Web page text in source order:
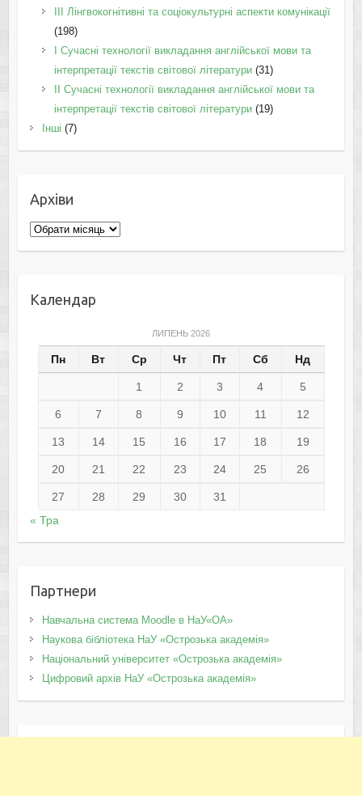
IІI Лінгвокогнітивні та соціокультурні аспекти комунікації
(198)
I Cучасні технології викладання англійської мови та
інтерпретації текстів світової літератури(31)
II Cучасні технології викладання англійської мови та
інтерпретації текстів світової літератури(19)
Інші (7)
Архіви
Архіви
Календар
ЛИПЕНЬ 2026
Пн Вт Ср Чт Пт Сб Нд
1 2 3 4 5
6 7 8 9 10 11 12
13 14 15 16 17 18 19
20 21 22 23 24 25 26
27 28 29 30
31
« Тра
Партнери
Навчальна система Moodle в НаУ«ОА»
Наукова бібліотека НаУ «Острозька академія»
Національний університет «Острозька академія»
Цифровий архів НаУ «Острозька академія»